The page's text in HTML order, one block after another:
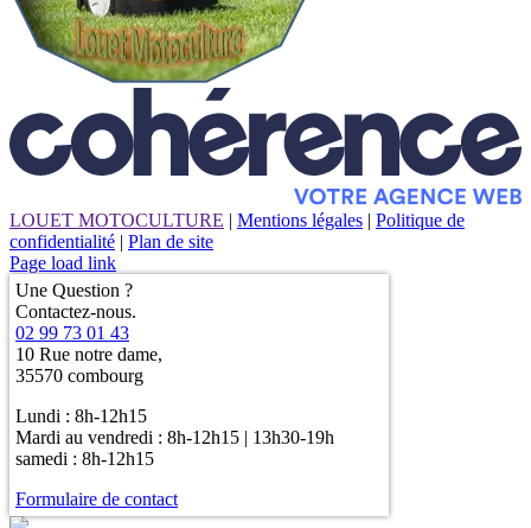
LOUET MOTOCULTURE | Mentions légales | Politique de
confidentialité | Plan de site
Page load link
Une Question ?
Contactez-nous.
02 99 73 01 43
10 Rue notre dame,
35570 combourg
Lundi : 8h-12h15
Mardi au vendredi : 8h-12h15 | 13h30-19h
samedi : 8h-12h15
Formulaire de contact